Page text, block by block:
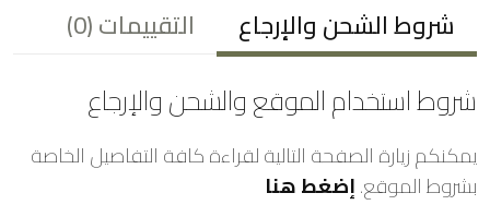
شروط الشحن والإرجاع التقييمات(0)
شروط استخدام الموقع والشحن والإرجاع
يمكنكم زيارة الصفحة التالية لقراءة كافة التفاصيل الخاصة
بشروط الموقع.إضغط هنا